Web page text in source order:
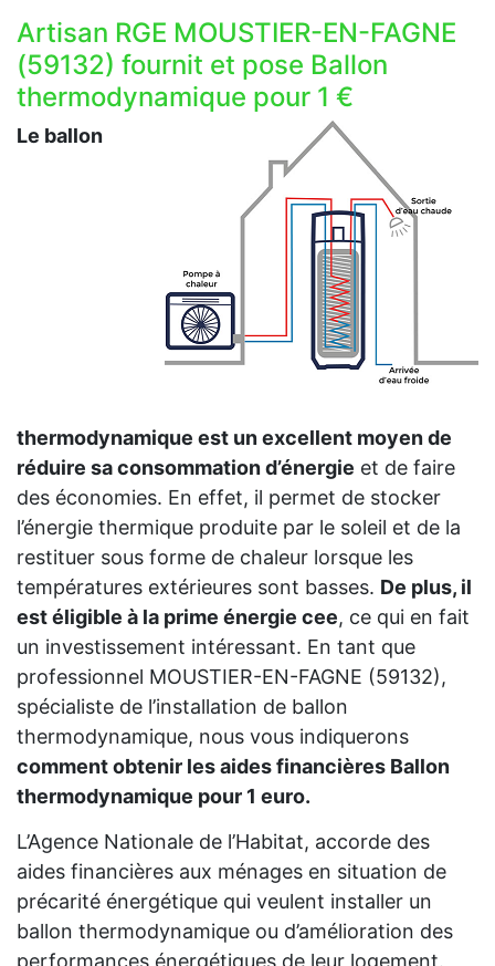
Artisan RGE MOUSTIER-EN-FAGNE
(59132) fournit et pose Ballon
thermodynamique pour 1 €
Le ballon
thermodynamique est un excellent moyen de
réduire sa consommation d’énergie et de faire
des économies. En effet, il permet de stocker
l’énergie thermique produite par le soleil et de la
restituer sous forme de chaleur lorsque les
températures extérieures sont basses. De plus, il
est éligible à la prime énergie cee, ce qui en fait
un investissement intéressant. En tant que
professionnel MOUSTIER-EN-FAGNE (59132),
spécialiste de l’installation de ballon
thermodynamique, nous vous indiquerons
comment obtenir les aides financières Ballon
thermodynamique pour 1 euro.
L’Agence Nationale de l’Habitat, accorde des
aides financières aux ménages en situation de
précarité énergétique qui veulent installer un
ballon thermodynamique ou d’amélioration des
performances énergétiques de leur logement.